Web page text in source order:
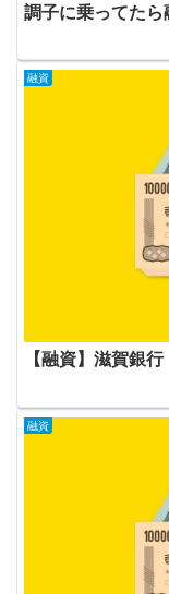
調子に乗ってた
融資
【融資】滋賀銀
融資